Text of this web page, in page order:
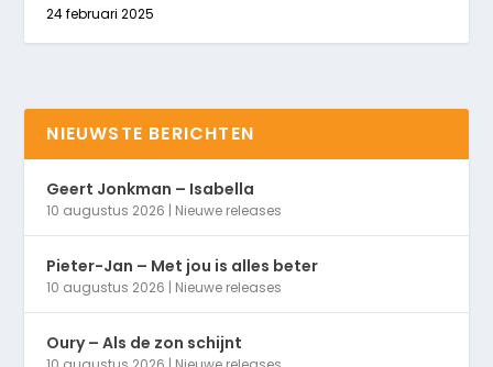
24 februari 2025
NIEUWSTE BERICHTEN
Geert Jonkman – Isabella
10 augustus 2026 | Nieuwe releases
Pieter-Jan – Met jou is alles beter
10 augustus 2026 | Nieuwe releases
Oury – Als de zon schijnt